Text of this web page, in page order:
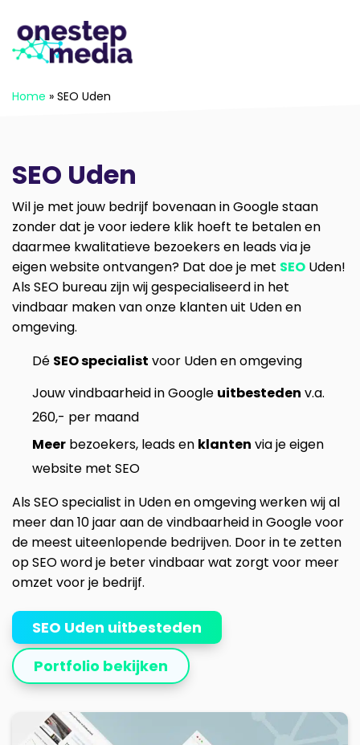
Home » SEO Uden
SEO Uden
Wil je met jouw bedrijf bovenaan in Google staan
zonder dat je voor iedere klik hoeft te betalen en
daarmee kwalitatieve bezoekers en leads via je
eigen website ontvangen? Dat doe je met SEO Uden!
Als SEO bureau zijn wij gespecialiseerd in het
vindbaar maken van onze klanten uit Uden en
omgeving.
Dé SEO specialist voor Uden en omgeving
Jouw vindbaarheid in Google uitbesteden v.a.
260,- per maand
Meer bezoekers, leads en klanten via je eigen
website met SEO
Als SEO specialist in Uden en omgeving werken wij al
meer dan 10 jaar aan de vindbaarheid in Google voor
de meest uiteenlopende bedrijven. Door in te zetten
op SEO word je beter vindbaar wat zorgt voor meer
omzet voor je bedrijf.
SEO Uden uitbesteden
Portfolio bekijken